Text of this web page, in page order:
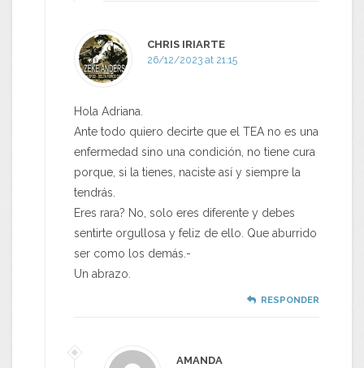
CHRIS IRIARTE
26/12/2023 at 21:15
Hola Adriana.
Ante todo quiero decirte que el TEA no es una
enfermedad sino una condición, no tiene cura
porque, si la tienes, naciste así y siempre la
tendrás.
Eres rara? No, solo eres diferente y debes
sentirte orgullosa y feliz de ello. Que aburrido
ser como los demás.-
Un abrazo.
RESPONDER
AMANDA